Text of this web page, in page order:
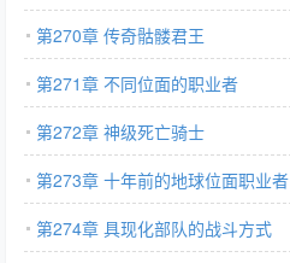
第270章 传奇骷髅君王
第271章 不同位面的职业者
第272章 神级死亡骑士
第273章 十年前的地球位面职业者
第274章 具现化部队的战斗方式